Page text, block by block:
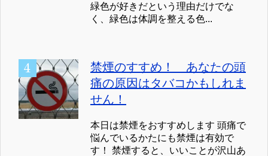
緑色が好きだという理由だけでな
く、緑色は体調を整える色...
禁煙のすすめ！ あなたの頭
痛の原因はタバコかもしれま
せん！
本日は禁煙をおすすめします 頭痛で
悩んでいるかたにも禁煙は有効で
す！ 禁煙すると、いいことが沢山あ